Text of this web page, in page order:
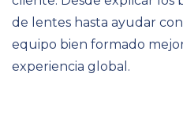
de lentes hasta ayudar
equipo bien formado
experiencia global.